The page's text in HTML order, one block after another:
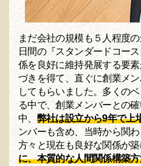
まだ会社の規模も５人程度
日間の『スタンダードコー
係を良好に維持発展する要
づきを得て、直ぐに創業メ
してもらいました。多くの
る中で、創業メンバーとの
中、 弊社は設立から9年で上
ンバーも含め、当時から関
方々と現在も良好な関係が築
に、本質的な人間関係構築